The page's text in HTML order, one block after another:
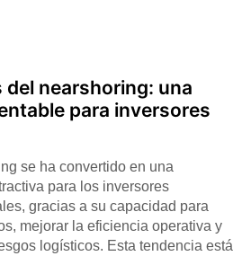
del nearshoring: una
para inversores
se ha convertido en una
para los inversores
gracias a su capacidad para
mejorar la eficiencia operativa y
logísticos. Esta tendencia está